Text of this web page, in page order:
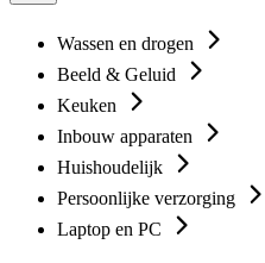
Wassen en drogen
Beeld & Geluid
Keuken
Inbouw apparaten
Huishoudelijk
Persoonlijke verzorging
Laptop en PC